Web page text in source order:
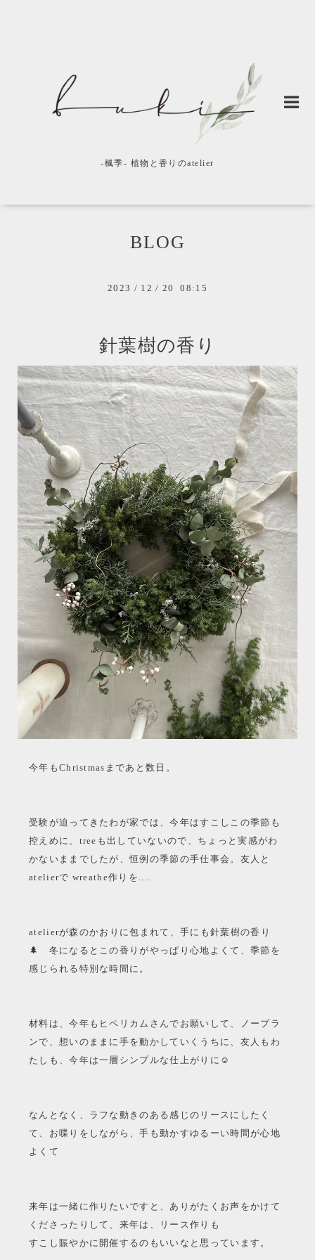
-楓季- 植物と香りのatelier
BLOG
2023 / 12 / 20 08:15
針葉樹の香り
今年もChristmasまであと数日。
受験が迫ってきたわが家では、今年はすこしこの季節も
控えめに、treeも出していないので、ちょっと実感がわ
かないままでしたが、恒例の季節の手仕事会。友人と
atelierで wreathe作りを....
atelierが森のかおりに包まれて、手にも針葉樹の香り
🌲 冬になるとこの香りがやっぱり心地よくて、季節を
感じられる特別な時間に。
材料は、今年もヒペリカムさんでお願いして、ノープラ
ンで、想いのままに手を動かしていくうちに、友人もわ
たしも、今年は一層シンプルな仕上がりに☺︎
なんとなく、ラフな動きのある感じのリースにしたく
て、お喋りをしながら、手も動かすゆるーい時間が心地
よくて
来年は一緒に作りたいですと、ありがたくお声をかけて
くださったりして、来年は、リース作りも
すこし賑やかに開催するのもいいなと思っています。